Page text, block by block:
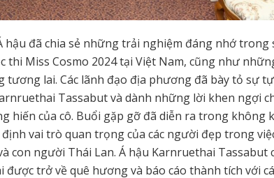
hậu đã chia sẻ những trải nghiệm đáng nhớ trong
thi Miss Cosmo 2024 tại Việt Nam, cũng như
tương lai. Các lãnh đạo địa phương đã bày tỏ sự
Tassabut và dành những lời khen ngợi
hiến của cô. Buổi gặp gỡ đã diễn ra trong không
vai trò quan trọng của các người đẹp trong
con người Thái Lan. Á hậu Karnruethai Tassabut
được trở về quê hương và báo cáo thành tích với